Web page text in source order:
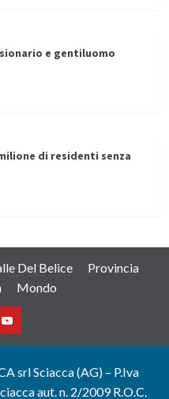
e gentiluomo
di residenti senza
Del Belice
Provincia
Mondo
Yountube
srl Sciacca (AG) – P.Iva
aut. n. 2/2009 R.O.C.